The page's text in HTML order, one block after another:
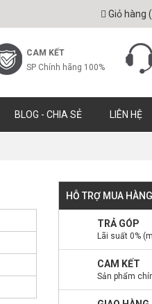
Giỏ hàng (
CAM KẾT
SP Chính hãng 100%
BLOG - CHIA SẺ LIÊN HỆ
HỖ TRỢ MUA HÀNG
TRẢ GÓP
Lãi suất 0%
CAM KẾT
Sản phẩm